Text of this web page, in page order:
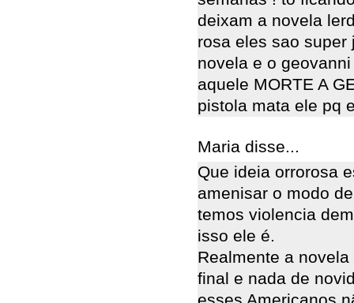
deixam a novela
rosa eles sao
novela e o
aquele MORTE A
pistola mata ele pq
Maria disse...
Que ideia orrorosa
amenisar o modo
temos violencia
isso ele é.
Realmente a
final e nada de